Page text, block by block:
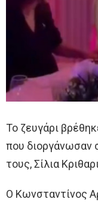
Το ζευγάρι
που διοργάνωσαν
τους, Σίλια
Ο Κωνσταντίνος